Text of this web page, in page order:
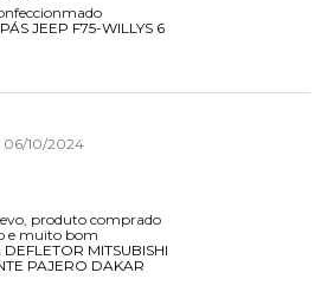
JEEP F75-WILLYS 6
06/10/2024
produto comprado
e muito bom
MITSUBISHI
PAJERO DAKAR